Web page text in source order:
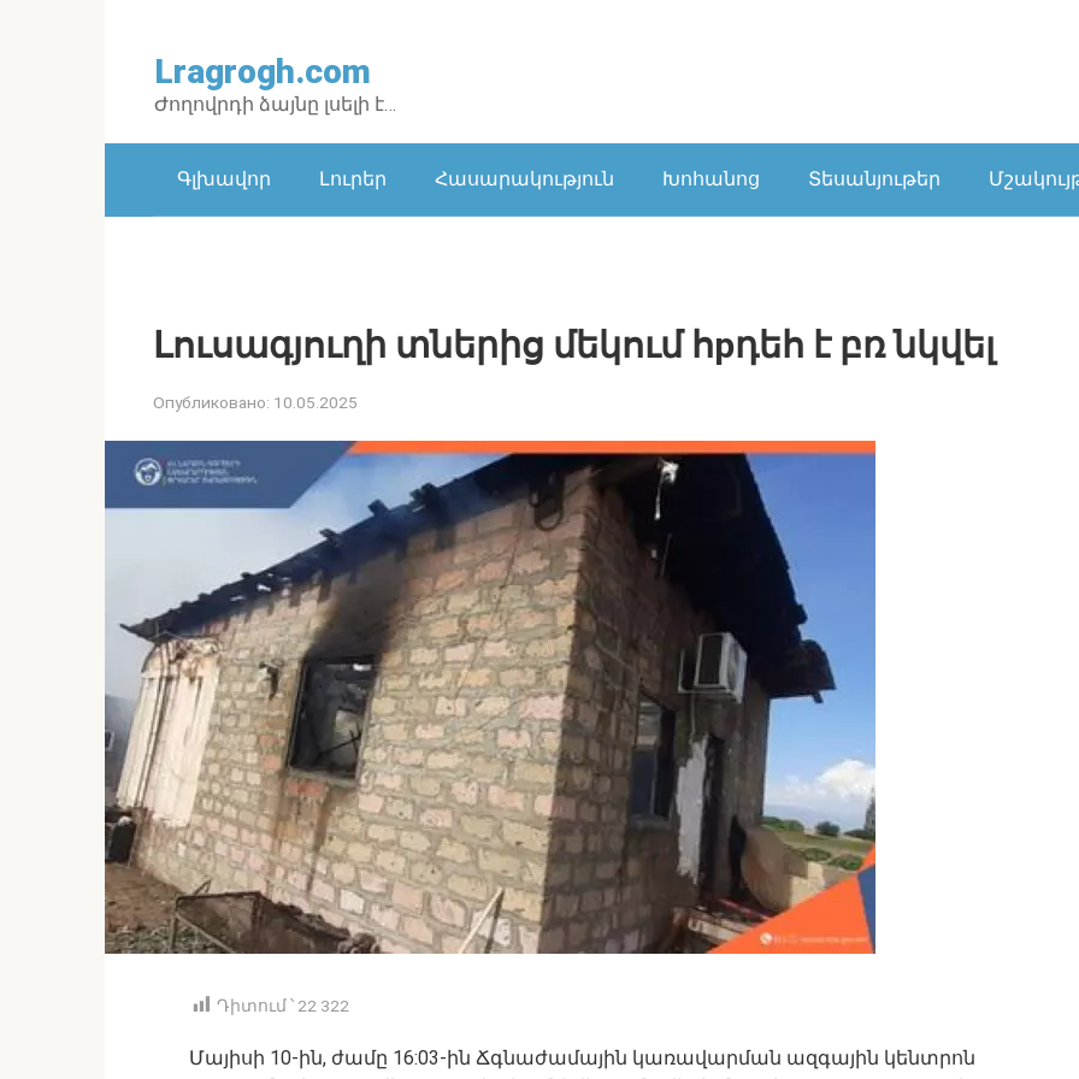
Lragrogh.com
Ժողովրդի ձայնը լսելի է…
Գլխավոր Լուրեր Հասարակություն Խոհանոց Տեսանյութեր
Լուսագյուղի տներից մեկում հрդեհ է բռ նկվել
Опубликовано: 10.05.2025
Դիտում ՝ 22 322
Մայիսի 10-ին, ժամը 16:03-ին Ճգնաժամային կառավարման ազգային կենտրոն